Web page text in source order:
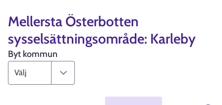
Mellersta Österbotten
sysselsättningsområde: Karleby
Byt kommun